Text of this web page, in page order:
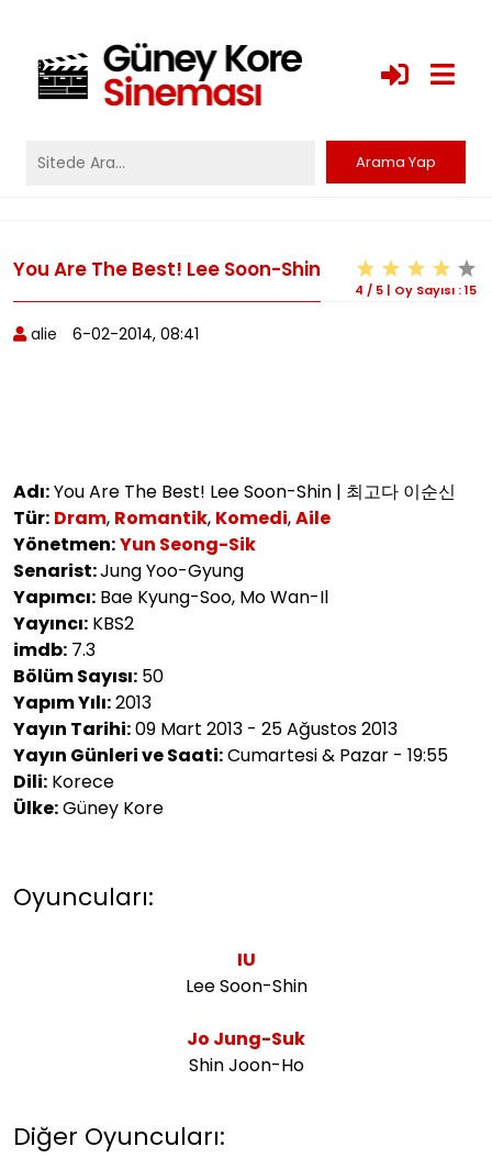
You Are The Best! Lee Soon-Shin
4 / 5 | Oy Sayısı :15
alie 6-02-2014, 08:41
Adı:You Are The Best! Lee Soon-Shin | 최고다 이순신
Tür: Dram, Romantik, Komedi,Aile
Yönetmen:Yun Seong-Sik
Senarist:Jung Yoo-Gyung
Yapımcı: Bae Kyung-Soo, Mo Wan-Il
Yayıncı: KBS2
imdb: 7.3
Bölüm Sayısı: 50
Yapım Yılı:2013
Yayın Tarihi:09 Mart 2013 - 25 Ağustos 2013
Yayın Günleri ve Saati:Cumartesi & Pazar - 19:55
Dili: Korece
Ülke:Güney Kore
Oyuncuları:
IU
Lee Soon-Shin
Jo Jung-Suk
Shin Joon-Ho
Diğer Oyuncuları: